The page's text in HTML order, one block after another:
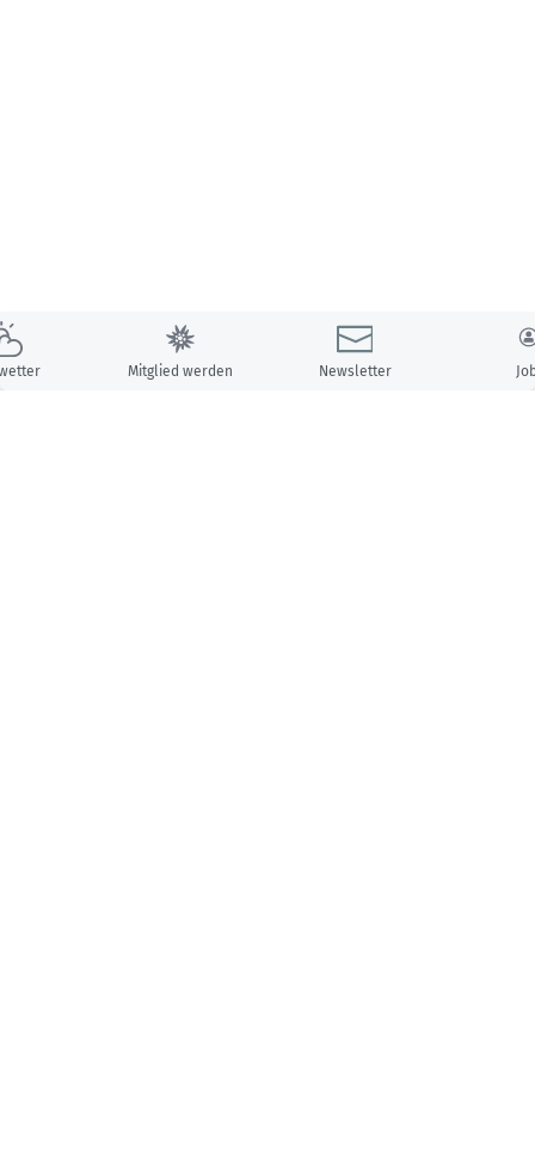
Mitglied werden Newsletter